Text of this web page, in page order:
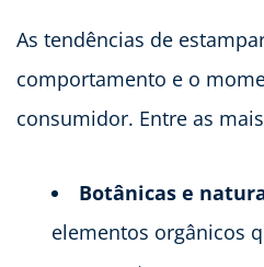
As tendências de
comportamento e o
consumidor. Entre as
Botânicas e
elementos orgânicos